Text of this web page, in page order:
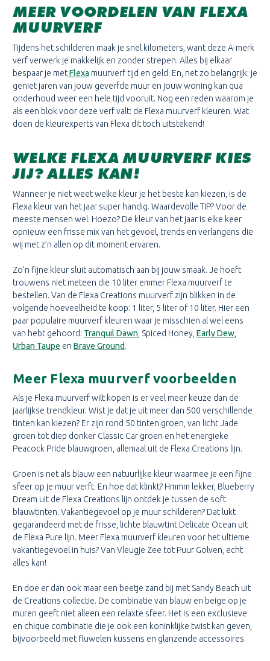
MEER VOORDELEN VAN FLEXA
MUURVERF
Tijdens het schilderen maak je snel kilometers, want deze A-merk
verf verwerk je makkelijk en zonder strepen. Alles bij elkaar
bespaar je metFlexa muurverf tijd en geld. En, net zo belangrijk: je
geniet jaren van jouw geverfde muur en jouw woning kan qua
onderhoud weer een hele tijd vooruit. Nog een reden waarom je
als een blok voor deze verf valt: de Flexa muurverf kleuren. Wat
doen de kleurexperts van Flexa dit toch uitstekend!
WELKE FLEXA MUURVERF KIES
JIJ? ALLES KAN!
Wanneer je niet weet welke kleur je het beste kan kiezen, is de
Flexa kleur van het jaar super handig. Waardevolle TIP? Voor de
meeste mensen wel. Hoezo? De kleur van het jaar is elke keer
opnieuw een frisse mix van het gevoel, trends en verlangens die
wij met z’n allen op dit moment ervaren.
Zo’n fijne kleur sluit automatisch aan bij jouw smaak. Je hoeft
trouwens niet meteen die 10 liter emmer Flexa muurverf te
bestellen. Van de Flexa Creations muurverf zijn blikken in de
volgende hoeveelheid te koop: 1 liter, 5 liter of 10 liter. Hier een
paar populaire muurverf kleuren waar je misschien al wel eens
van hebt gehoord: Tranquil Dawn , Spiced Honey, Early Dew
Urban Taupe en Brave Ground.
Meer Flexa muurverf voorbeelden
Als je Flexa muurverf wilt kopen is er veel meer keuze dan de
jaarlijkse trendkleur. Wist je dat je uit meer dan 500 verschillende
tinten kan kiezen? Er zijn rond 50 tinten groen, van licht Jade
groen tot diep donker Classic Car groen en het energieke
Peacock Pride blauwgroen, allemaal uit de Flexa Creations lijn.
Groen is net als blauw een natuurlijke kleur waarmee je een fijne
sfeer op je muur verft. En hoe dat klinkt? Hmmm lekker, Blueberry
Dream uit de Flexa Creations lijn ontdek je tussen de soft
blauwtinten. Vakantiegevoel op je muur schilderen? Dat lukt
gegarandeerd met de frisse, lichte blauwtint Delicate Ocean uit
de Flexa Pure lijn. Meer Flexa muurverf kleuren voor het ultieme
vakantiegevoel in huis? Van Vleugje Zee tot Puur Golven, echt
alles kan!
En doe er dan ook maar een beetje zand bij met Sandy Beach uit
de Creations collectie. De combinatie van blauw en beige op je
muren geeft niet alleen een relaxte sfeer. Het is een exclusieve
en chique combinatie die je ook een koninklijke twist kan geven,
bijvoorbeeld met fluwelen kussens en glanzende accessoires.